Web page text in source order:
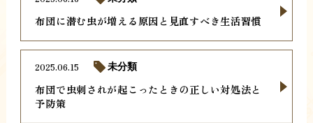
布団に潜む虫が増える原因と見直すべき生活習慣
布団で虫刺されが起こったときの正しい対処法と
予防策
2025.06.15 未分類